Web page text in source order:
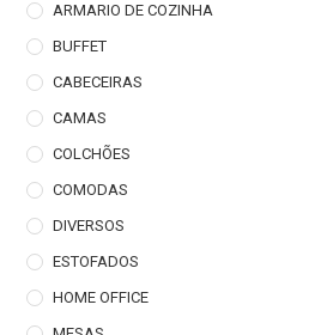
ARMARIO DE COZINHA
BUFFET
CABECEIRAS
CAMAS
COLCHÕES
COMODAS
DIVERSOS
ESTOFADOS
HOME OFFICE